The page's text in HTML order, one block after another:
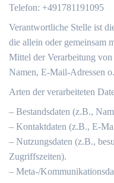
Telefon: +491781191095
Verantwortliche Stelle ist
die allein oder gemeinsam
Mittel der Verarbeitung
Namen, E-Mail-Adressen
Arten der verarbeiteten
– Bestandsdaten (z.B.,
– Kontaktdaten (z.B., E-
– Nutzungsdaten (z.B.,
Zugriffszeiten).
– Meta-/